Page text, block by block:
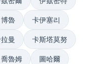
博魯 卡伊塞리
曼 卡斯塔莫努
喬魯姆 圖哈爾